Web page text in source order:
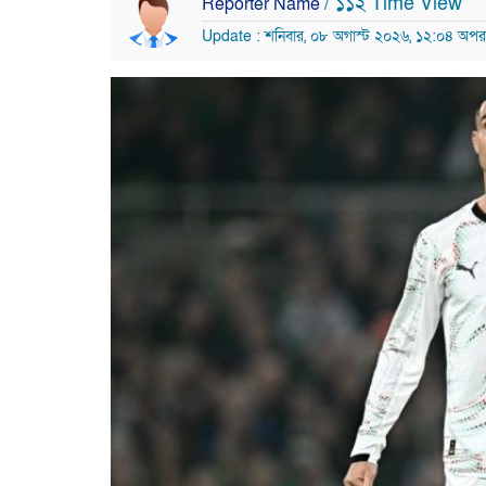
Update : শনিবার, ০৮ অগাস্ট ২০২৬, ১২:০৪